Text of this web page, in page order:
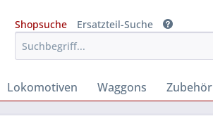
Shopsuche
Ersatzteil-Suche
Lokomotiven Waggons Zubehör